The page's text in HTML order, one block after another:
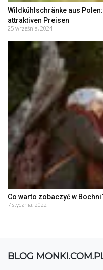
Wildkühlschränke aus
attraktiven Preisen
25 września, 2024
Co warto zobaczyć w
7 stycznia, 2022
BLOG